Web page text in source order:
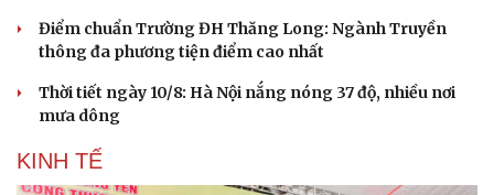
Điểm chuẩn Trường ĐH Thăng Long: Ngành Truyền
thông đa phương tiện điểm cao nhất
Thời tiết ngày 10/8: Hà Nội nắng nóng 37 độ, nhiều nơi
mưa dông
KINH TẾ